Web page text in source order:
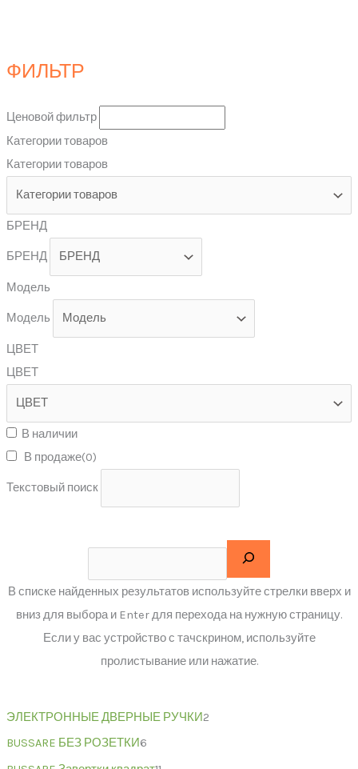
ФИЛЬТР
Ценовой фильтр
Категории товаров
Категории товаров
БРЕНД
БРЕНД
Модель
Модель
ЦВЕТ
ЦВЕТ
В наличии
В продаже(0)
Текстовый поиск
В списке найденных результатов используйте стрелки вверх и
вниз для выбора и Enter для перехода на нужную страницу.
Если у вас устройство с тачскрином, используйте
пролистывание или нажатие.
ЭЛЕКТРОННЫЕ ДВЕРНЫЕ РУЧКИ2
BUSSARE БЕЗ РОЗЕТКИ6